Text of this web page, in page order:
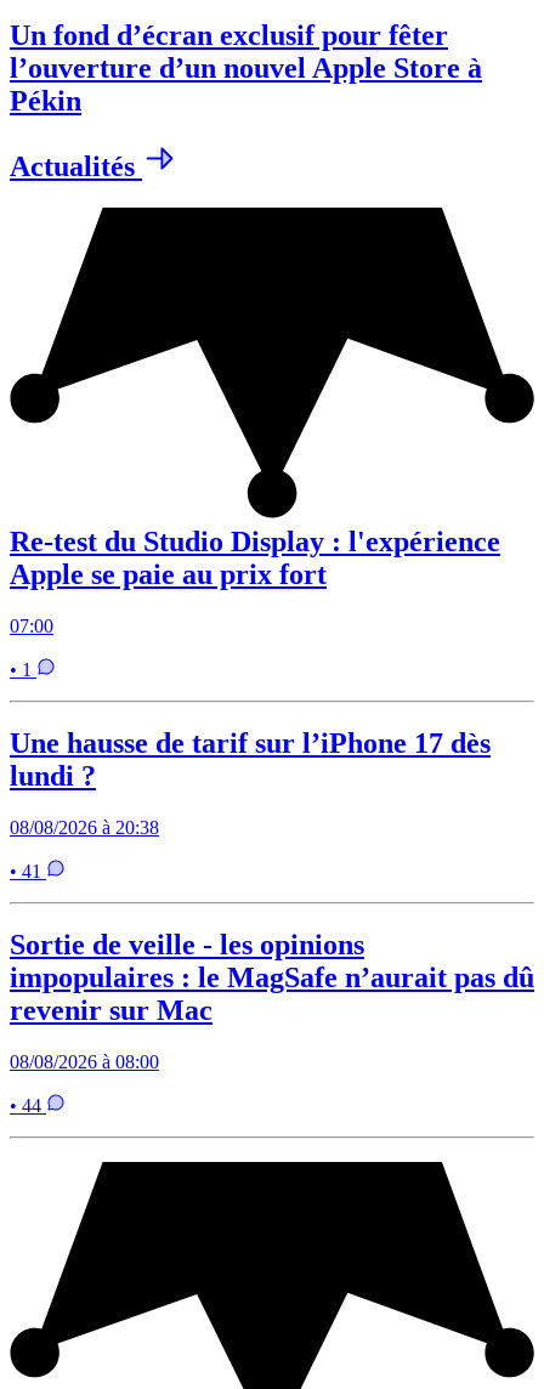
Un fond d’écran exclusif pour fêter
l’ouverture d’un nouvel Apple Store à
Pékin
Actualités
Re-test du Studio Display : l'expérience
Apple se paie au prix fort
07:00
• 1
Une hausse de tarif sur l’iPhone 17 dès
lundi ?
08/08/2026 à 20:38
• 41
Sortie de veille - les opinions
impopulaires : le MagSafe n’aurait pas dû
revenir sur Mac
08/08/2026 à 08:00
• 44